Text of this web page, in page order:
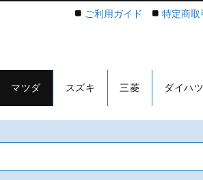
マツダ スズキ 三菱 ダイハツ
ご利用ガイド 特定商取